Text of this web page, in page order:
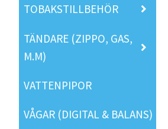
TOBAKSTILLBEHÖR
TÄNDARE (ZIPPO, GAS,
M.M)
VATTENPIPOR
VÅGAR (DIGITAL & BALANS)